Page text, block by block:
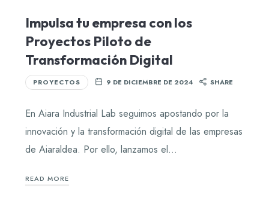
Impulsa tu empresa con los
Proyectos Piloto de
Transformación Digital
PROYECTOS 9 DE DICIEMBRE DE 2024 SHARE
En Aiara Industrial Lab seguimos apostando por la
innovación y la transformación digital de las empresas
de Aiaraldea. Por ello, lanzamos el…
READ MORE